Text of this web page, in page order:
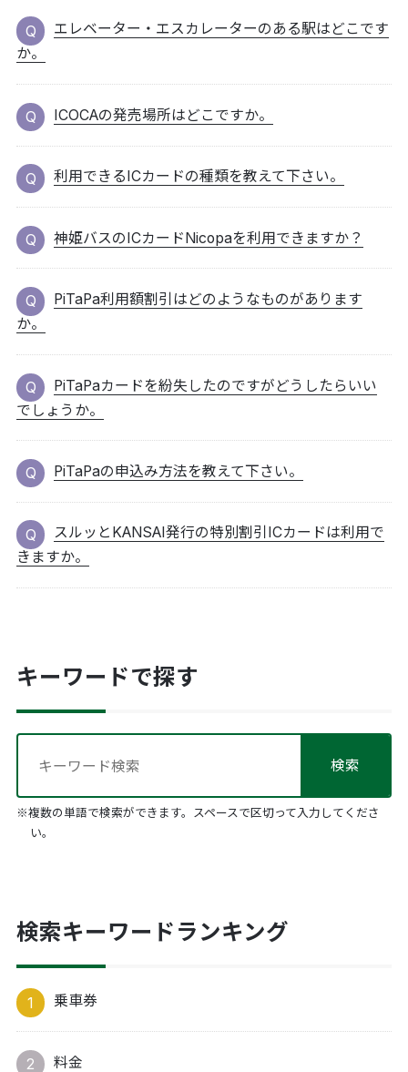
エレベーター・エスカレーターのある駅はどこです
か。
ICOCAの発売場所はどこですか。
利用できるICカードの種類を教えて下さい。
神姫バスのICカードNicopaを利用できますか？
PiTaPa利用額割引はどのようなものがあります
か。
PiTaPaカードを紛失したのですがどうしたらいい
でしょうか。
PiTaPaの申込み方法を教えて下さい。
スルッとKANSAI発行の特別割引ICカードは利用で
きますか。
キーワードで探す
※複数の単語で検索ができます。スペースで区切って入力してくださ
い。
検索キーワードランキング
乗車券
料金